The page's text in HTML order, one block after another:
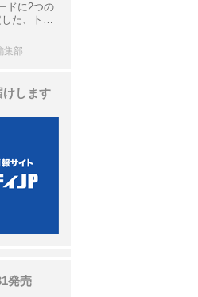
ドに2つの
た、トヨ
集部
けします
発売